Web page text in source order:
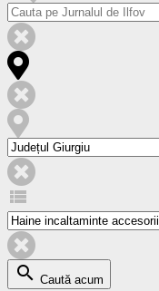
view_list
search Caută acum